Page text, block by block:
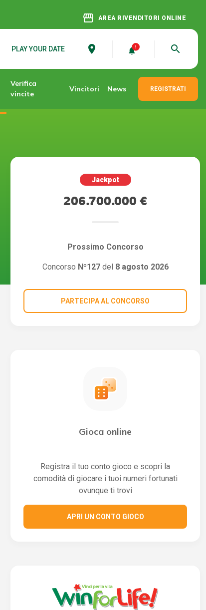
storefront AREA RIVENDITORI ONLINE
PLAY YOUR DATE place search
Verifica
vincite
Vincitori News REGISTRATI
Jackpot
206.700.000 €
Prossimo Concorso
Concorso Nº127del 8 agosto 2026
PARTECIPA AL CONCORSO
Gioca online
Registra il tuo conto gioco e scopri la
comodità di giocare i tuoi numeri fortunati
ovunque ti trovi
APRI UN CONTO GIOCO